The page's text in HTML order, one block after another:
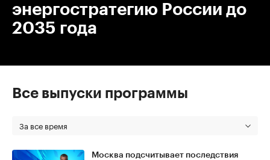
энергостратегию России до
2035 года
Все выпуски программы
За все время
Москва подсчитывает последствия